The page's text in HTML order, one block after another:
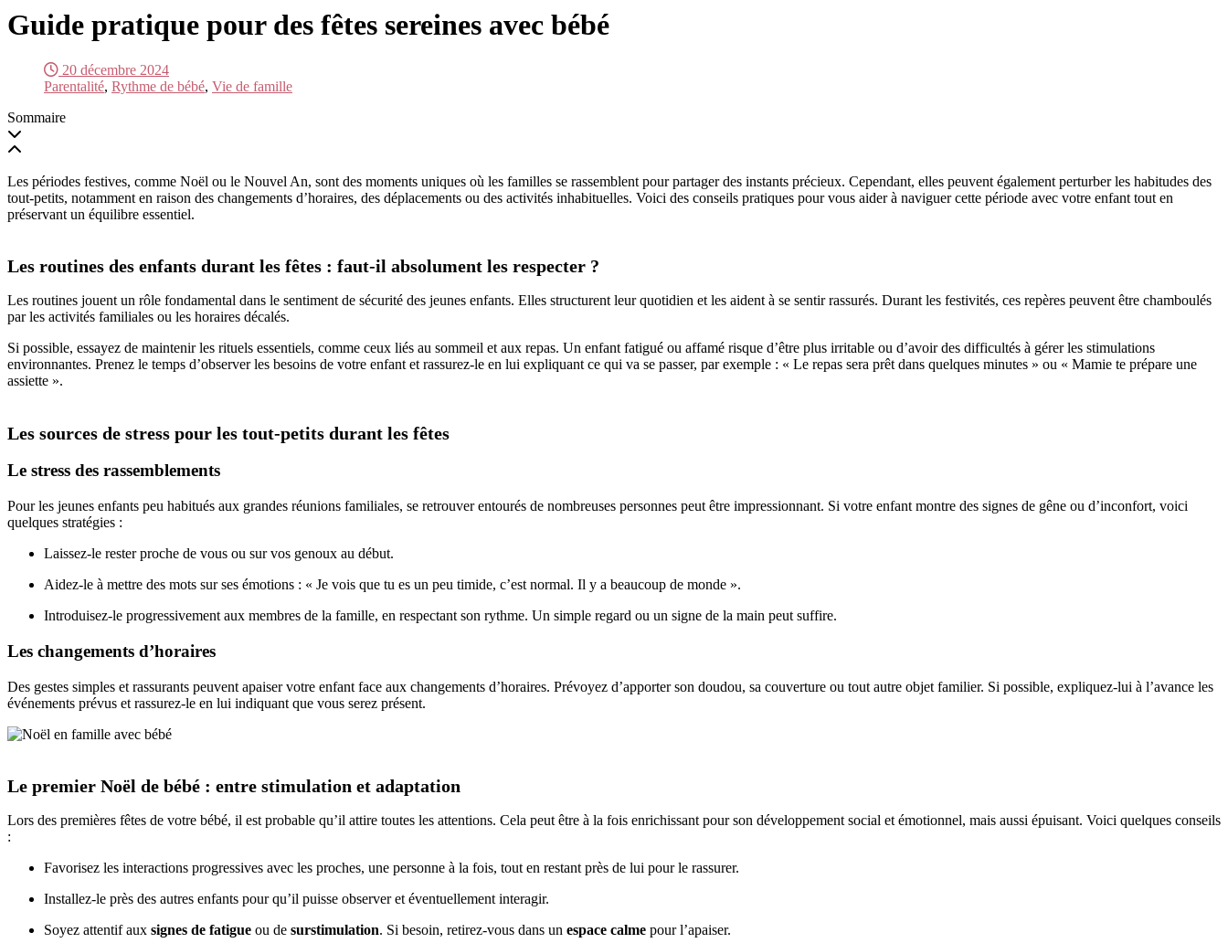
Guide pratique pour des fêtes sereines avec bébé
20 décembre 2024
Parentalité, Rythme de bébé, Vie de famille
Sommaire
Les périodes festives, comme Noël ou le Nouvel An, sont des moments uniques où les familles se rassemblent pour partager des instants précieux. Cependant, elles peuvent également perturber les habitudes des
tout-petits, notamment en raison des changements d’horaires, des déplacements ou des activités inhabituelles. Voici des conseils pratiques pour vous aider à naviguer cette période avec votre enfant tout en
préservant un équilibre essentiel.
Les routines des enfants durant les fêtes : faut-il absolument les respecter ?
Les routines jouent un rôle fondamental dans le sentiment de sécurité des jeunes enfants. Elles structurent leur quotidien et les aident à se sentir rassurés. Durant les festivités, ces repères peuvent être chamboulés
par les activités familiales ou les horaires décalés.
Si possible, essayez de maintenir les rituels essentiels, comme ceux liés au sommeil et aux repas. Un enfant fatigué ou affamé risque d’être plus irritable ou d’avoir des difficultés à gérer les stimulations
environnantes. Prenez le temps d’observer les besoins de votre enfant et rassurez-le en lui expliquant ce qui va se passer, par exemple : « Le repas sera prêt dans quelques minutes » ou « Mamie te prépare une
assiette ».
Les sources de stress pour les tout-petits durant les fêtes
Le stress des rassemblements
Pour les jeunes enfants peu habitués aux grandes réunions familiales, se retrouver entourés de nombreuses personnes peut être impressionnant. Si votre enfant montre des signes de gêne ou d’inconfort, voici
quelques stratégies :
Laissez-le rester proche de vous ou sur vos genoux au début.
Aidez-le à mettre des mots sur ses émotions : « Je vois que tu es un peu timide, c’est normal. Il y a beaucoup de monde ».
Introduisez-le progressivement aux membres de la famille, en respectant son rythme. Un simple regard ou un signe de la main peut suffire.
Les changements d’horaires
Des gestes simples et rassurants peuvent apaiser votre enfant face aux changements d’horaires. Prévoyez d’apporter son doudou, sa couverture ou tout autre objet familier. Si possible, expliquez-lui à l’avance les
événements prévus et rassurez-le en lui indiquant que vous serez présent.
Le premier Noël de bébé : entre stimulation et adaptation
Lors des premières fêtes de votre bébé, il est probable qu’il attire toutes les attentions. Cela peut être à la fois enrichissant pour son développement social et émotionnel, mais aussi épuisant. Voici quelques conseils
:
Favorisez les interactions progressives avec les proches, une personne à la fois, tout en restant près de lui pour le rassurer.
Installez-le près des autres enfants pour qu’il puisse observer et éventuellement interagir.
Soyez attentif aux signes de fatigue ou de surstimulation. Si besoin, retirez-vous dans un espace calme pour l’apaiser.